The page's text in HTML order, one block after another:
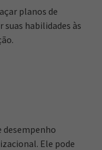
planos de
habilidades às
desempenho
Ele pode